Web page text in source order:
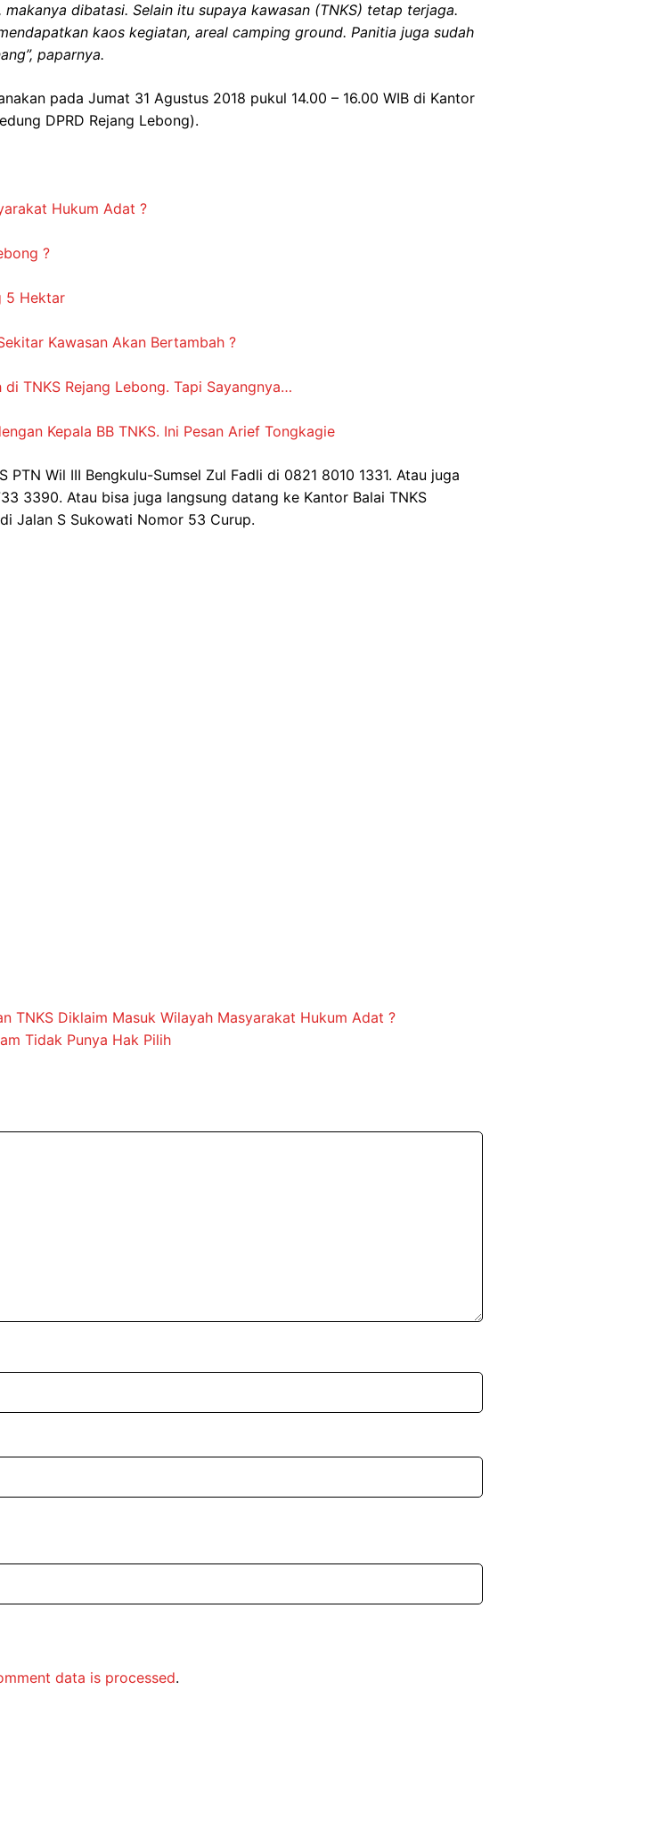
dibatasi. Selain itu supaya kawasan (TNKS) tetap terjaga.
kaos kegiatan, areal camping ground. Panitia juga sudah
paparnya.
pada Jumat 31 Agustus 2018 pukul 14.00 – 16.00 WIB di Kantor
DPRD Rejang Lebong).
Hukum Adat ?
?
5 Hektar
Kawasan Akan Bertambah ?
di TNKS Rejang Lebong. Tapi Sayangnya…
Kepala BB TNKS. Ini Pesan Arief Tongkagie
Wil III Bengkulu-Sumsel Zul Fadli di 0821 8010 1331. Atau juga
3390. Atau bisa juga langsung datang ke Kantor Balai TNKS
Jalan S Sukowati Nomor 53 Curup.
TNKS Diklaim Masuk Wilayah Masyarakat Hukum Adat ?
Tidak Punya Hak Pilih
data is processed.